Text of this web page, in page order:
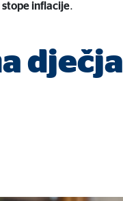
inflacije.
dječja